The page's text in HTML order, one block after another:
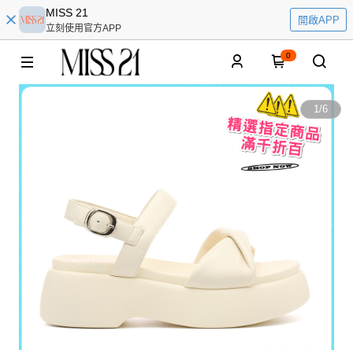
MISS 21
立刻使用官方APP
開啟APP
0
1/6